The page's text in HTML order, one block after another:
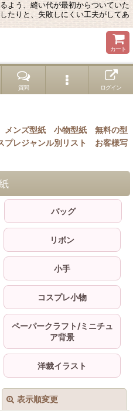
よう、縫い代が最初からついていた
たりと、失敗しにくい工夫がしてあ
カート
質問 ログイン
メンズ型紙 小物型紙
無料の型
プレジャンル別リスト
お客様写
バッグ
リボン
小手
コスプレ小物
ペーパークラフト/ミニチュ
ア背景
洋裁イラスト
表示順変更